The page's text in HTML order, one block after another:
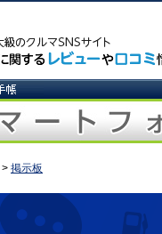
> 掲示板